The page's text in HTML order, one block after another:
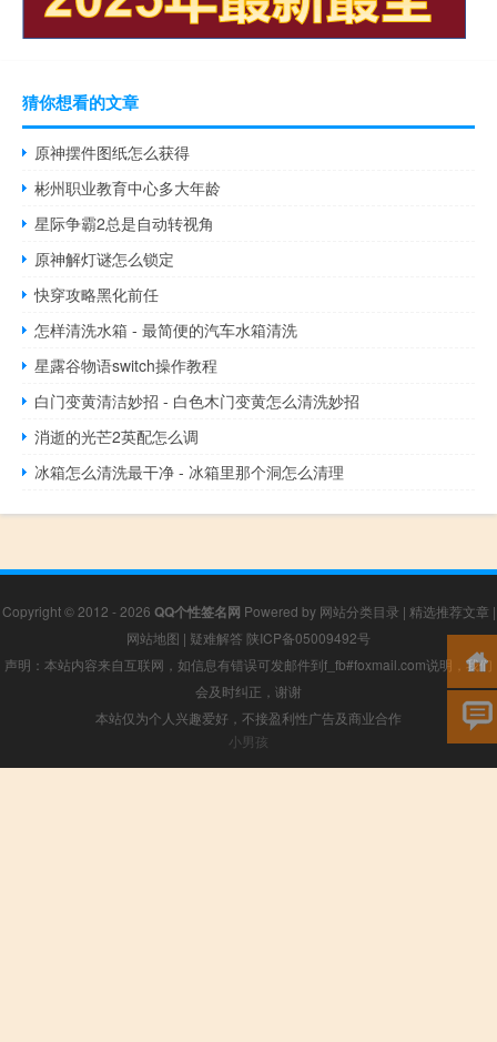
猜你想看的文章
原神摆件图纸怎么获得
彬州职业教育中心多大年龄
星际争霸2总是自动转视角
原神解灯谜怎么锁定
快穿攻略黑化前任
怎样清洗水箱 - 最简便的汽车水箱清洗
星露谷物语switch操作教程
白门变黄清洁妙招 - 白色木门变黄怎么清洗妙招
消逝的光芒2英配怎么调
冰箱怎么清洗最干净 - 冰箱里那个洞怎么清理
Copyright © 2012 - 2026 QQ个性签名网 Powered by 网站分类目录 | 精选推荐文章 |
网站地图 | 疑难解答 陕ICP备05009492号
声明：本站内容来自互联网，如信息有错误可发邮件到f_fb#foxmail.com说明，我们
会及时纠正，谢谢
本站仅为个人兴趣爱好，不接盈利性广告及商业合作
小男孩